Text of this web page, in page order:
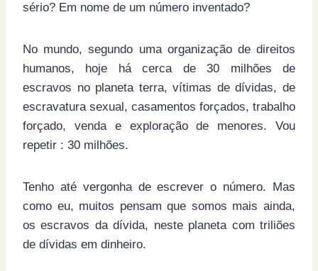
sério? Em nome de um número inventado?
No mundo, segundo uma organização de direitos
humanos, hoje há cerca de 30 milhões de
escravos no planeta terra, vítimas de dívidas, de
escravatura sexual, casamentos forçados, trabalho
forçado, venda e exploração de menores. Vou
repetir : 30 milhões.
Tenho até vergonha de escrever o número. Mas
como eu, muitos pensam que somos mais ainda,
os escravos da dívida, neste planeta com triliões
de dívidas em dinheiro.